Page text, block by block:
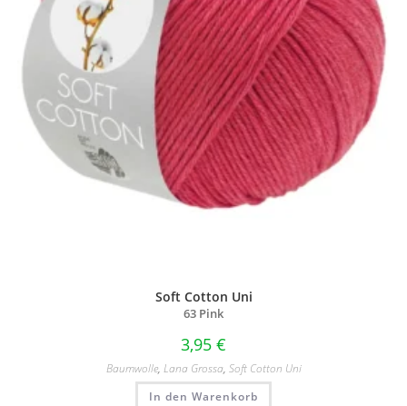
Soft Cotton Uni
63 Pink
3,95 €
Baumwolle, Lana Grossa, Soft Cotton Uni
In den Warenkorb